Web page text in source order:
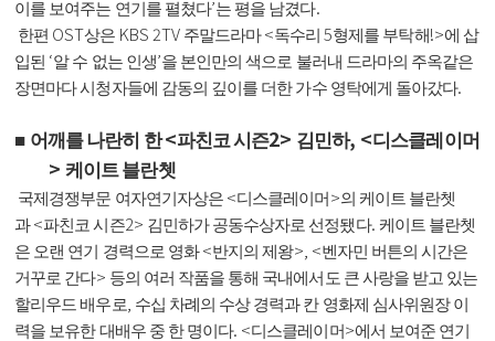
이를 보여주는 연기를 펼쳤다’는 평을 남겼다.
한편 OST상은 KBS 2TV 주말드라마<독수리5형제를 부탁해!>에 삽
입된 ‘알 수 없는 인생’을 본인만의 색으로 불러내 드라마의 주옥같은
장면마다 시청자들에 감동의 깊이를 더한 가수 영탁에게 돌아갔다.
■ 어깨를 나란히 한<파친코 시즌2> 김민하, <디스클레이머
>케이트 블란쳇
국제경쟁부문 여자연기자상은 <디스클레이머 >의 케이트 블란쳇
과<파친코 시즌2> 김민하가 공동수상자로 선정됐다. 케이트 블란쳇
은 오랜 연기 경력으로 영화<반지의 제왕>, <벤자민 버튼의 시간은
거꾸로 간다> 등의 여러 작품을 통해 국내에서도 큰 사랑을 받고 있는
할리우드 배우로 수십 차례의 수상 경력과 칸 영화제 심사위원장 이
력을 보유한 대배우 중 한 명이다. <디스클레이머>에서 보여준 연기